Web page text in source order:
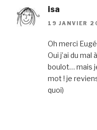
isa
19 JANVIER
Oh merci
Oui j’ai du
boulot… mais
mot ! je
quoi)